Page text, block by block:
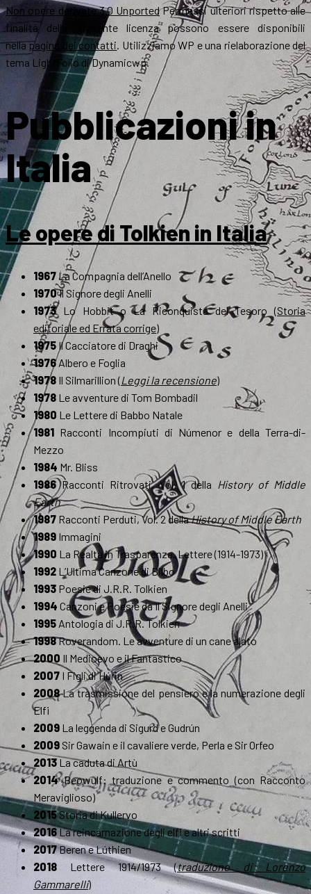
Non opere derivate 3.0 UnportedPermessi ulteriori rispetto alle
finalità della presente licenza possono essere disponibili
nellapagina dei contatti. Utilizziamo WP e una rielaborazione del
tema LightFolio di Dynamicwp.
Pubblicazioni in
Italia
Le opere di Tolkien in Italia
1967La Compagnia dell’Anello
1970Il Signore degli Anelli
1973Lo Hobbit o La Riconquista del Tesoro (Storia
editoriale ed Errata corrige)
1975 Il Cacciatore di Draghi
1976Albero e Foglia
1978 Il Silmarillion (Leggi la recensione)
1978 Le avventure di Tom Bombadil
1980 Le Lettere di Babbo Natale
1981 Racconti Incompiuti di Númenor e della Terra-di-
Mezzo
1984 Mr. Bliss
1986Racconti Ritrovati, Vol. 1 della History of Middle
Earth
1987 Racconti Perduti, Vol. 2 dellaHistory of Middle Earth
1989 Immagini
1990 La Realtà in Trasparenza. Lettere (1914-1973)
1992 L’Ultima Canzone di Bilbo
1993 Poesie di J.R.R. Tolkien
1994 Canzoni e Poesie da Il Signore degli Anelli
1995 Antologia di J.R.R. Tolkien
1998Roverandom. Le avventure di un cane alato
2000 Il Medioevo e il Fantastico
2007 I Figli di Húrin
2008La trasmissione del pensiero e la numerazione degli
Elfi
2009 La leggenda di Sigurd e Gudrún
2009 Sir Gawain e il cavaliere verde, Perla e Sir Orfeo
2013La caduta di Artù
2014Beowulf: traduzione e commento (con Racconto
Meraviglioso)
2015Storia di Kullervo
2016La reincarnazione degli elfi e altri scritti
2017Beren e Lúthien
2018 Lettere 1914/1973 (traduzione di Lorenzo
Gammarelli)